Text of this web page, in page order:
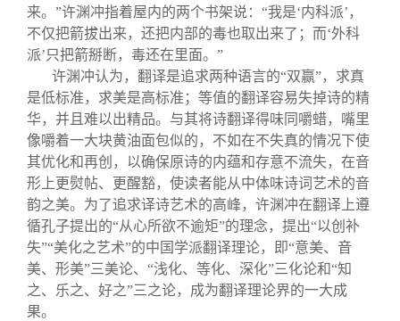
来。”许渊冲指着屋内的两个书架说：“我是‘内科派’，
不仅把箭拔出来，还把内部的毒也取出来了；而‘外科
派’只把箭掰断，毒还在里面。”
许渊冲认为，翻译是追求两种语言的“双赢”，求真
是低标准，求美是高标准；等值的翻译容易失掉诗的精
华，并且难以出精品。与其将诗翻译得味同嚼蜡，嘴里
像嚼着一大块黄油面包似的，不如在不失真的情况下使
其优化和再创，以确保原诗的内蕴和存意不流失，在音
形上更熨帖、更醒豁，使读者能从中体味诗词艺术的音
韵之美。为了追求译诗艺术的高峰，许渊冲在翻译上遵
循孔子提出的“从心所欲不逾矩”的理念，提出“以创补
失”“美化之艺术”的中国学派翻译理论，即“意美、音
美、形美”三美论、“浅化、等化、深化”三化论和“知
之、乐之、好之”三之论，成为翻译理论界的一大成
果。